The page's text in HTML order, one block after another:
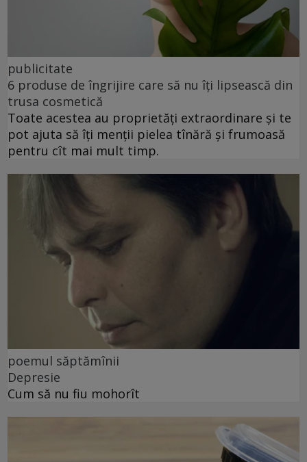
publicitate
6 produse de îngrijire care să nu îți lipsească din
trusa cosmetică
Toate acestea au proprietăți extraordinare și te
pot ajuta să îți menții pielea tînără și frumoasă
pentru cît mai mult timp.
poemul săptămînii
Depresie
Cum să nu fiu mohorît